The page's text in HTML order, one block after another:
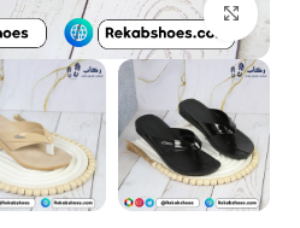
بزرگنمایی تصویر